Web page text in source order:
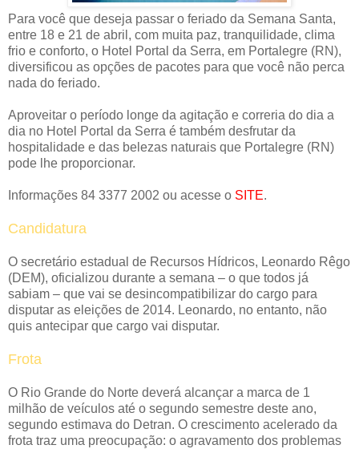
Para você que deseja passar o feriado da Semana Santa,
entre 18 e 21 de abril, com muita paz, tranquilidade, clima
frio e conforto, o Hotel Portal da Serra, em Portalegre (RN),
diversificou as opções de pacotes para que você não perca
nada do feriado.
Aproveitar o período longe da agitação e correria do dia a
dia no Hotel Portal da Serra é também desfrutar da
hospitalidade e das belezas naturais que Portalegre (RN)
pode lhe proporcionar.
Informações 84 3377 2002 ou acesse o SITE.
Candidatura
O secretário estadual de Recursos Hídricos, Leonardo Rêgo
(DEM), oficializou durante a semana – o que todos já
sabiam – que vai se desincompatibilizar do cargo para
disputar as eleições de 2014. Leonardo, no entanto, não
quis antecipar que cargo vai disputar.
Frota
O Rio Grande do Norte deverá alcançar a marca de 1
milhão de veículos até o segundo semestre deste ano,
segundo estimava do Detran. O crescimento acelerado da
frota traz uma preocupação: o agravamento dos problemas